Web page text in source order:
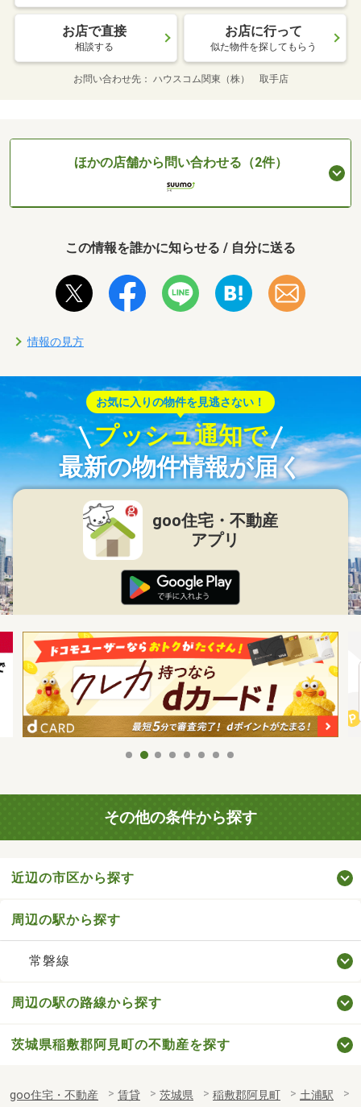
お店で直接
相談する
お店に行って
似た物件を探してもらう
お問い合わせ先 ハウスコム関東（株） 取手店
ほかの店舗から問い合わせる（2件）
この情報を誰かに知らせる / 自分に送る
情報の見方
お気に入りの物件を見逃さない！
プッシュ通知で
最新の物件情報が届く
goo住宅・不動産
アプリ
その他の条件から探す
近辺の市区から探す
周辺の駅から探す
常磐線
周辺の駅の路線から探す
茨城県稲敷郡阿見町の不動産を探す
goo住宅・不動産 賃貸 茨城県 稲敷郡阿見町
土浦駅